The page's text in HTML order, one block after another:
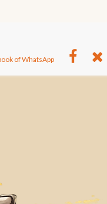
of WhatsApp